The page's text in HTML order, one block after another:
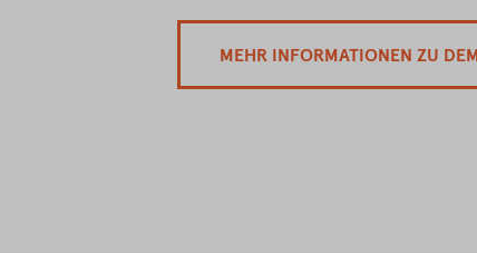
MEHR INFORMATIONEN ZU